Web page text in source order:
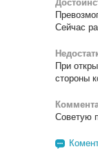
Сейчас
При
стороны
Советую